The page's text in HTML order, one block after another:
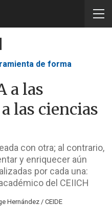
de forma
a las
las ciencias
con otra; al contrario,
y enriquecer aún
por cada una:
del CEIICH
Hernández / CEIDE